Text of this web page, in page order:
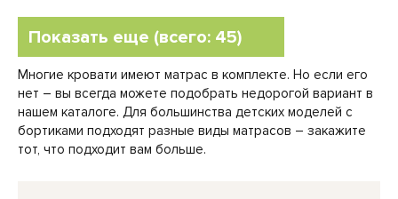
Показать еще (всего: 45)
Многие кровати имеют матрас в комплекте. Но если его
нет – вы всегда можете подобрать недорогой вариант в
нашем каталоге. Для большинства детских моделей с
бортиками подходят разные виды матрасов – закажите
тот, что подходит вам больше.